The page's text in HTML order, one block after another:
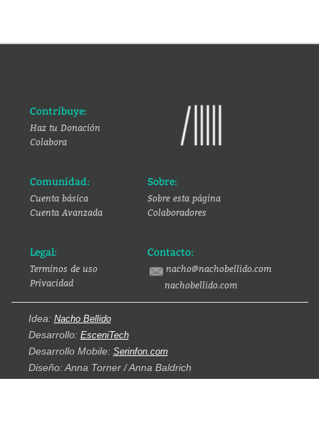
Contribuye:
Haz tu Donación
Colabora
Comunidad:
Cuenta básica
Cuenta Avanzada
Sobre:
Sobre esta página
Colaboradores
Legal:
Terminos de uso
Privacidad
Contacto:
nacho@nachobellido.com
nachobellido.com
Idea: Nacho Bellido
Desarrollo: EsceniTech
Desarrollo Mobile: Serinfon.com
Diseño: Anna Torner / Anna Baldrich